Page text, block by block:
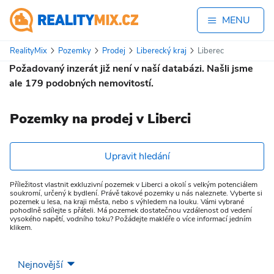
MENU
RealityMix Pozemky Prodej Liberecký kraj Liberec
Požadovaný inzerát již není v naší databázi. Našli jsme
ale 179 podobných nemovitostí.
Pozemky na prodej v Liberci
Upravit hledání
Příležitost vlastnit exkluzivní pozemek v Liberci a okolí s velkým potenciálem
soukromí, určený k bydlení. Právě takové pozemky u nás naleznete. Vyberte si
pozemek u lesa, na kraji města, nebo s výhledem na louku. Vámi vybrané
pohodlně sdílejte s přáteli. Má pozemek dostatečnou vzdálenost od vedení
vysokého napětí, vodního toku? Požádejte makléře o více informací jedním
klikem.